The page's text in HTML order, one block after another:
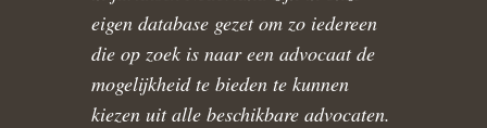
eigen database gezet om zo iedereen
die op zoek is naar een advocaat de
mogelijkheid te bieden te kunnen
kiezen uit alle beschikbare advocaten.